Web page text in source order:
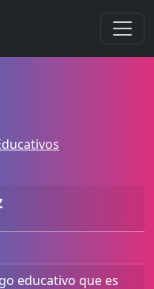
educativo que es